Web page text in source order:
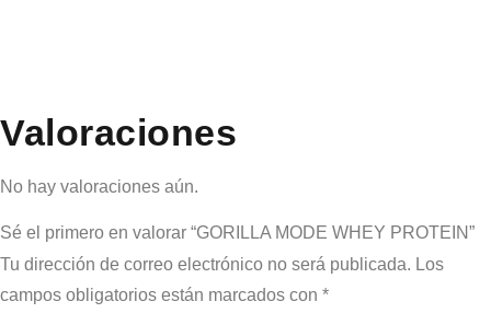
Valoraciones
No hay valoraciones aún.
Sé el primero en valorar “GORILLA MODE WHEY PROTEIN”
Tu dirección de correo electrónico no será publicada. Los
campos obligatorios están marcados con *